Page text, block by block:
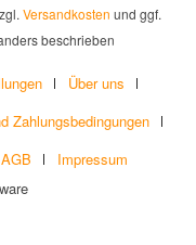
Versandkosten und ggf.
beschrieben
Über uns
Zahlungsbedingungen
AGB
Impressum